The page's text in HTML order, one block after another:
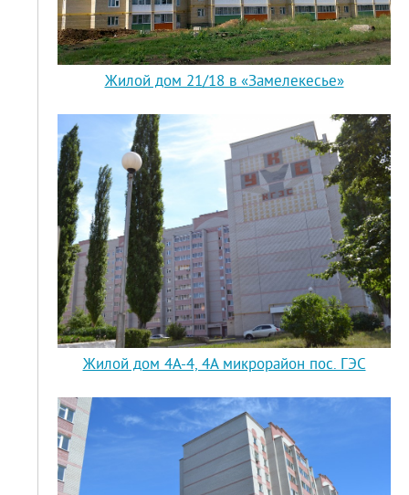
Жилой дом 21/18 в «Замелекесье»
Жилой дом 4А-4, 4А микрорайон пос. ГЭС